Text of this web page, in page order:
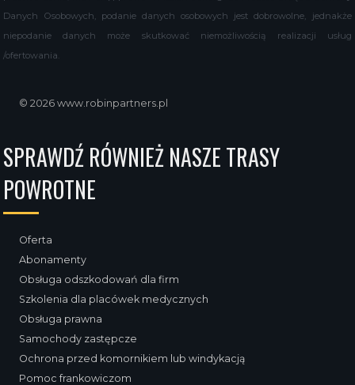
Danych Osobowych, podanie danych osobowych jest dobrowolne, jednakże
niepodanie danych może skutkować niemożliwością realizacji usług
/ofertowania.
© 2026 www.robinpartners.pl
SPRAWDŹ RÓWNIEŻ NASZE TRASY
POWROTNE
Oferta
Abonamenty
Obsługa odszkodowań dla firm
Szkolenia dla placówek medycznych
Obsługa prawna
Samochody zastępcze
Ochrona przed komornikiem lub windykacją
Pomoc frankowiczom